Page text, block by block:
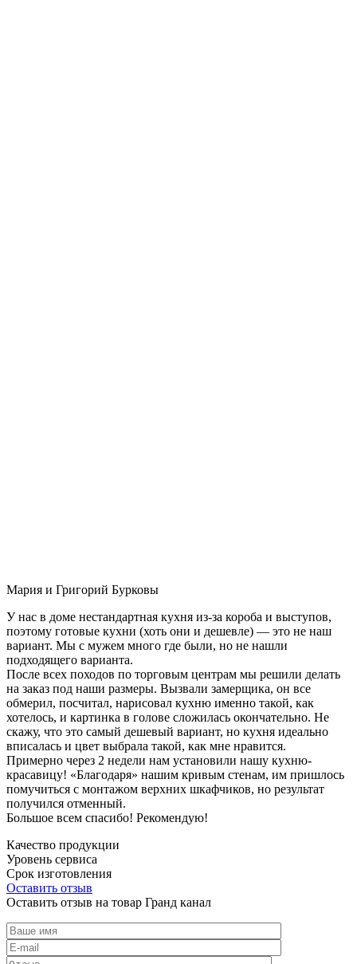
Мария и Григорий Бурковы
У нас в доме нестандартная кухня из-за короба и выступов,
поэтому готовые кухни (хоть они и дешевле) — это не наш
вариант. Мы с мужем много где были, но не нашли
подходящего варианта.
После всех походов по торговым центрам мы решили делать
на заказ под наши размеры. Вызвали замерщика, он все
обмерил, посчитал, нарисовал кухню именно такой, как
хотелось, и картинка в голове сложилась окончательно. Не
скажу, что это самый дешевый вариант, но кухня идеально
вписалась и цвет выбрала такой, как мне нравится.
Примерно через 2 недели нам установили нашу кухню-
красавицу! «Благодаря» нашим кривым стенам, им пришлось
помучиться с монтажом верхних шкафчиков, но результат
получился отменный.
Большое всем спасибо! Рекомендую!
Качество продукции
Уровень сервиса
Срок изготовления
Оставить отзыв
Оставить отзыв на товар Гранд канал